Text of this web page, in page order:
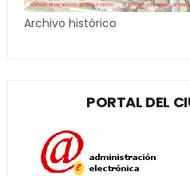
Archivo histórico
PORTAL DEL